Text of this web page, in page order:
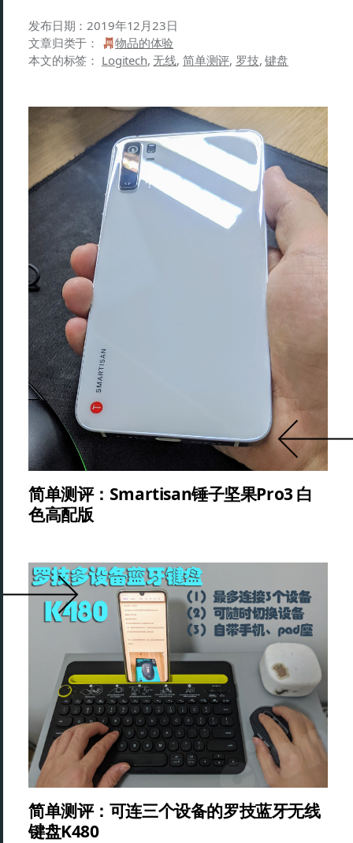
发布日期：2019年12月23日
文章归类于：
物品的体验
本文的标签： Logitech,无线, 简单测评, 罗技,键盘
简单测评：Smartisan锤子坚果Pro3 白
色高配版
简单测评：可连三个设备的罗技蓝牙无线
键盘K480